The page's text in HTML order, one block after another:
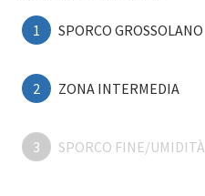
1 SPORCO GROSSOLANO
2 ZONA INTERMEDIA
3 SPORCO FINE/UMIDITÀ